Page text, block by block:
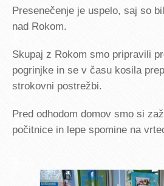
Presenečenje je uspelo, saj so
nad Rokom.
Skupaj z Rokom smo pripravili
pogrinjke in se v času kosila
strokovni postrežbi.
Pred odhodom domov smo si
počitnice in lepe spomine na